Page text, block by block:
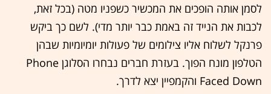
לסמן אותה הופכים את המכשיר כשפניו מטה (בכל זאת,
לכבות את הנייד זה באמת כבר יותר מדי). לשם כך ביקש
פרנקל לשלוח אליו צילומים של פעולות יומיומיות שבהן
הטלפון מונח הפוך. בעזרת חברים נבחרו הסלוגן Phone
Faced Down והקמפיין יצא לדרך.